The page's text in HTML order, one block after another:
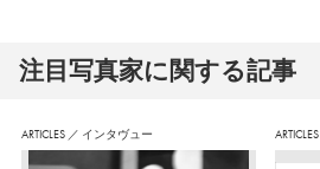
注⽬写真家に関する記事
ARTICLES ／ インタヴュー ARTICLES